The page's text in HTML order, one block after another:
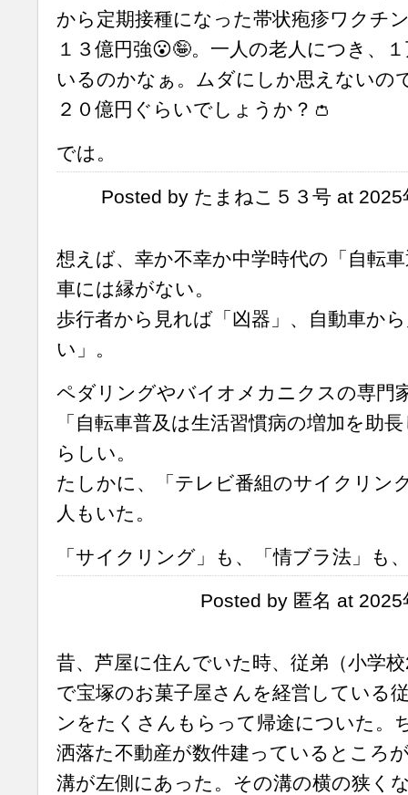
から定期接種になった帯状疱疹ワクチ
１３億円強😮🤪。一人の老人につき、
いるのかなぁ。ムダにしか思えないの
２０億円ぐらいでしょうか？👛
では。
Posted by たまねこ５３号 at
想えば、幸か不幸か中学時代の「自転
車には縁がない。
歩行者から見れば「凶器」、自動車か
い」。
ペダリングやバイオメカニクスの専門
「自転車普及は生活習慣病の増加を助
らしい。
たしかに、「テレビ番組のサイクリン
人もいた。
「サイクリング」も、「情ブラ法」も
Posted by 匿名 at
昔、芦屋に住んでいた時、従弟（小学
で宝塚のお菓子屋さんを経営している
ンをたくさんもらって帰途についた。
洒落た不動産が数件建っているところ
溝が左側にあった。その溝の横の狭く